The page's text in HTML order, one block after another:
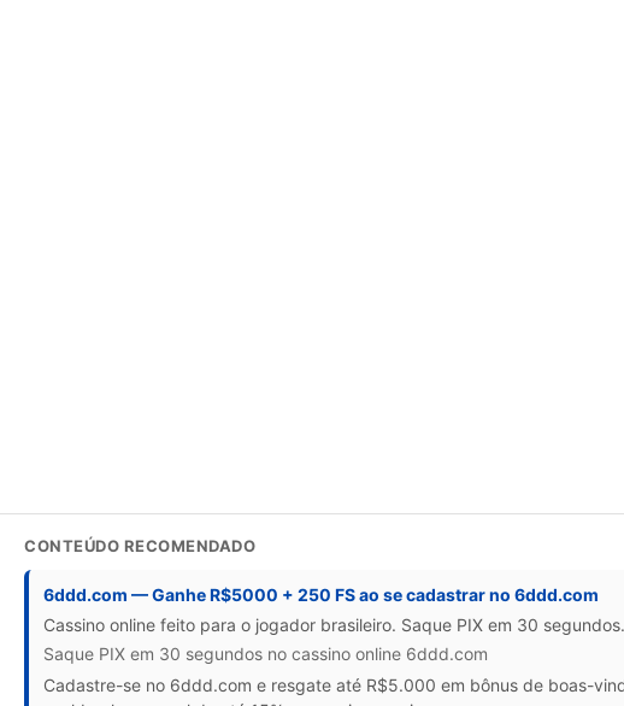
CONTEÚDO RECOMENDADO
6ddd.com — Ganhe R$5000 + 250 FS ao se cadastrar no 6ddd.com
Cassino online feito para o jogador brasileiro. Saque PIX em 30 segundos.
Saque PIX em 30 segundos no cassino online 6ddd.com
Cadastre-se no 6ddd.com e resgate até R$5.000 em bônus de boas-